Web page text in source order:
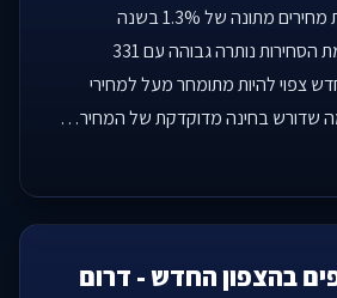
ותחבורה. על אף ירידת מחירים מתונה של 1.3% בשנה
האחרונה בשכונה, רמת הסחירות נותרה גבוהה עם 331
צפוי להיות מתומחר מעל למחירי
שדורש בחינה מדוקדקת של המחיר…
בהצפון החדש - דרום